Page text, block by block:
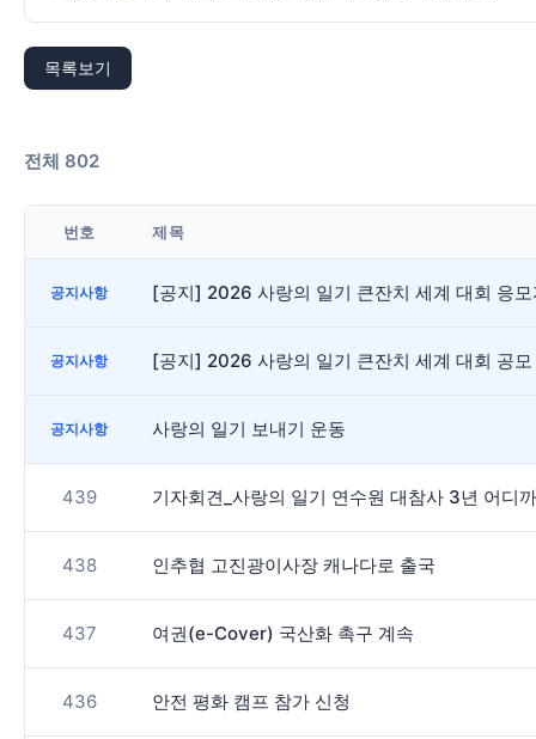
목록보기
전체 802
번호 제목
공지사항 [공지] 2026 사랑의 일기 큰잔치 세계 대회 응
공지사항 [공지] 2026 사랑의 일기 큰잔치 세계 대회 공모
공지사항 사랑의 일기 보내기 운동
439 기자회견_사랑의 일기 연수원 대참사 3년 어디
438 인추협 고진광이사장 캐나다로 출국
437 여권(e-Cover) 국산화 촉구 계속
436 안전 평화 캠프 참가 신청